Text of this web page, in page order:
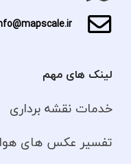
لینک های مهم
خدمات نقشه برداری
تفسیر عکس های